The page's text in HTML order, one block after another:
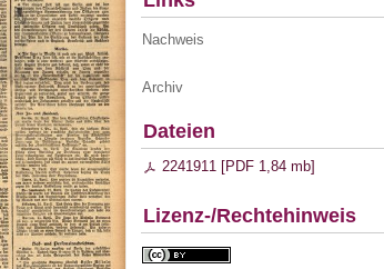
Nachweis
Archiv
Dateien
2241911 [PDF 1,84 mb]
Lizenz-/Rechtehinweis